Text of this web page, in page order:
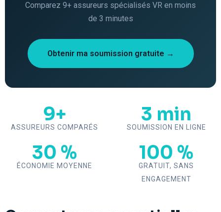
Comparez 9+ assureurs spécialisés VR en moins
de 3 minutes
Obtenir ma soumission gratuite →
9+
ASSUREURS COMPARÉS
3 min
SOUMISSION EN LIGNE
30 %
ÉCONOMIE MOYENNE
100 %
GRATUIT, SANS
ENGAGEMENT